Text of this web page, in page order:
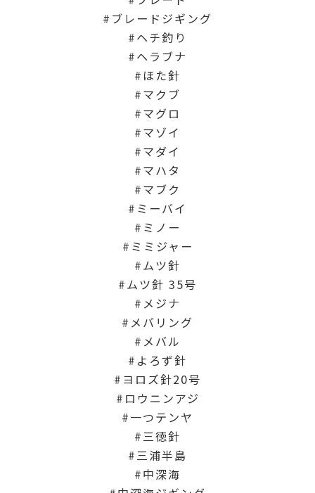
ブレードジギング
ヘチ釣り
ヘラブナ
ほた針
マクブ
マグロ
マゾイ
マダイ
マハタ
マブク
ミーバイ
ミノー
ミミジャー
ムツ針
ムツ針 35号
メジナ
メバリング
メバル
よろず針
ヨロズ針20号
ロウニンアジ
一つテンヤ
三徳針
三浦半島
中深海